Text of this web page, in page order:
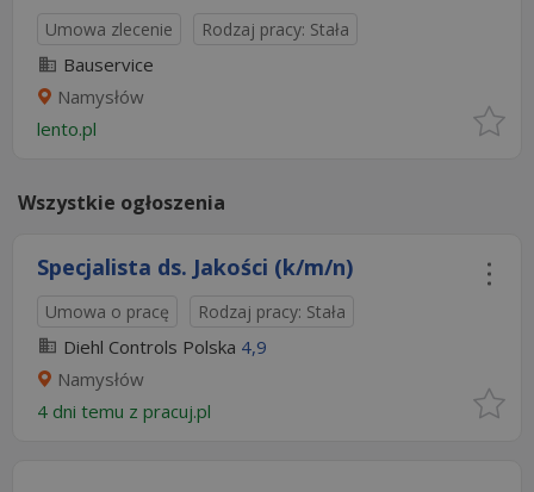
Umowa zlecenie Rodzaj pracy: Stała
Bauservice
Namysłów
lento.pl
Wszystkie ogłoszenia
Specjalista ds. Jakości (k/m/n)
Umowa o pracę Rodzaj pracy: Stała
Diehl Controls Polska 4,9
Namysłów
4 dni temu z pracuj.pl